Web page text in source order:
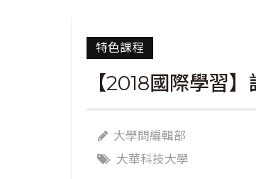
特色課程
【2018國際學習
大學問編輯部
大華科技大學